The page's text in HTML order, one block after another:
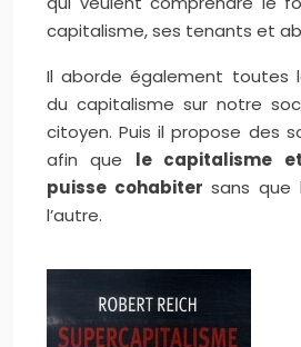
capitalisme, ses tenants et
Il aborde également toutes
du capitalisme sur notre
citoyen. Puis il propose des
afin que le capitalisme
puisse cohabiter sans que
l’autre.